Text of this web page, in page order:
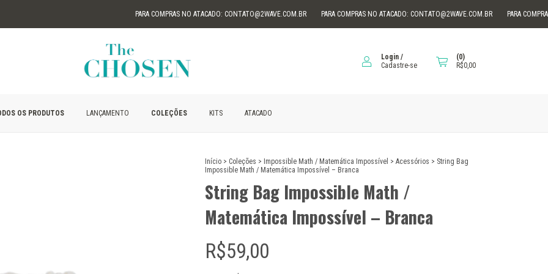
PARA COMPRAS NO ATACADO:CONTATO@2WAVE.COM.BR PARA COMPRAS NO ATACADO:CONTATO@2WAVE.COM.BR PARA COMPRAS
Login /
Cadastre-se
(0)
R$0,00
OS PRODUTOS LANÇAMENTO COLEÇÕES KITS ATACADO
Início > Coleções > Impossible Math / Matemática Impossível > Acessórios > String Bag
Impossible Math / Matemática Impossível – Branca
String Bag Impossible Math /
Matemática Impossível – Branca
R$59,00